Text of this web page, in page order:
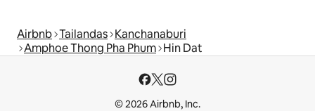
Airbnb Tailandas Kanchanaburi
Amphoe Thong Pha Phum Hin Dat
© 2026 Airbnb, Inc.